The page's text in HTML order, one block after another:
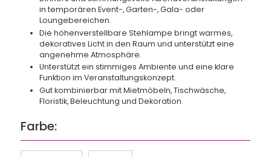
in temporären Event-, Garten-, Gala- oder
Loungebereichen.
Die höhenverstellbare Stehlampe bringt warmes,
dekoratives Licht in den Raum und unterstützt eine
angenehme Atmosphäre.
Unterstützt ein stimmiges Ambiente und eine klare
Funktion im Veranstaltungskonzept.
Gut kombinierbar mit Mietmöbeln, Tischwäsche,
Floristik, Beleuchtung und Dekoration.
Farbe: